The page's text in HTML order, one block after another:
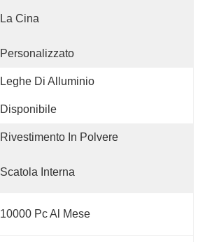
La Cina
Personalizzato
Leghe Di Alluminio
Disponibile
Rivestimento In Polvere
Scatola Interna
10000 Pc Al Mese